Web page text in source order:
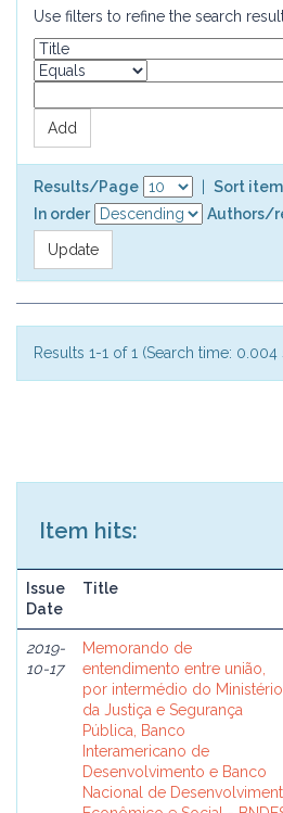
Use filters to refine the search
Results/Page
Sort
In order
Authors/
Results 1-1 of 1 (Search time: 0.004
Item hits:
Issue
Date
Title
2019-
10-17
Memorando de
entendimento entre união,
por intermédio do Ministério
da Justiça e Segurança
Pública, Banco
Interamericano de
Desenvolvimento e Banco
Nacional de